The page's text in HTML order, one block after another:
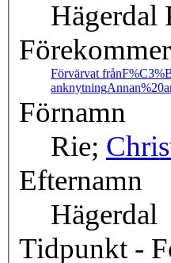
Hägerdal
Förvärvat från
anknytning
Förnamn
Rie;
Efternamn
Hägerdal
Tidpunkt -